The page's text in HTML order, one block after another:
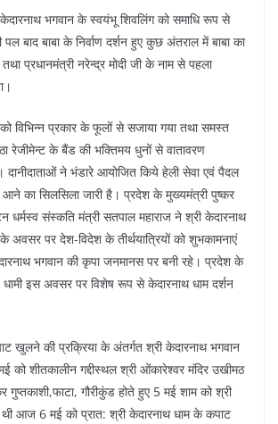
भगवान के स्वयंभू शिवलिंग को समाधि रूप से
बाद बाबा के निर्वाण दर्शन हुए कुछ अंतराल में बाबा का
प्रधानमंत्री नरेन्द्र मोदी जी के नाम से पहला
विभिन्न प्रकार के फूलों से सजाया गया तथा समस्त
रेजीमेन्ट के बैंड की भक्तिमय धुनों से वातावरण
दानीदाताओं ने भंडारे आयोजित किये हेली सेवा एवं पैदल
आने का सिलसिला जारी है। प्रदेश के मुख्यमंत्री पुष्कर
धर्मस्व संस्कति मंत्री सतपाल महाराज ने श्री केदारनाथ
पर देश-विदेश के तीर्थयात्रियों को शुभकामनाएं
भगवान की कृपा जनमानस पर बनी रहे। प्रदेश के
धामी इस अवसर पर विशेष रूप से केदारनाथ धाम दर्शन
खुलने की प्रक्रिया के अंतर्गत श्री केदारनाथ भगवान
को शीतकालीन गद्दीस्थल श्री ओंकारेश्वर मंदिर उखीमठ
गौरीकुंड होते हुए 5 मई शाम को श्री
थी आज 6 मई को प्रात: श्री केदारनाथ धाम के कपाट